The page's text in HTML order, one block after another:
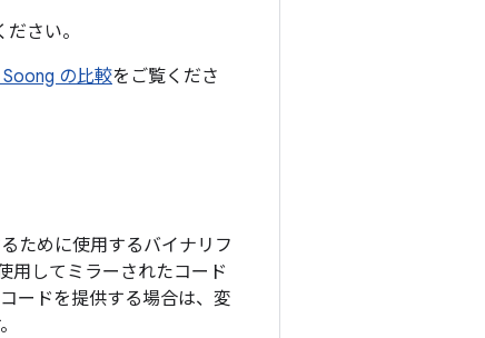
さい。
の比較をご覧くださ
ために使用するバイナリフ
用してミラーされたコード
ードを提供する場合は、変